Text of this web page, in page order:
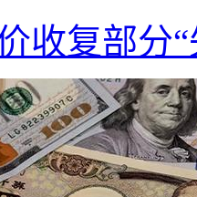
收复部分